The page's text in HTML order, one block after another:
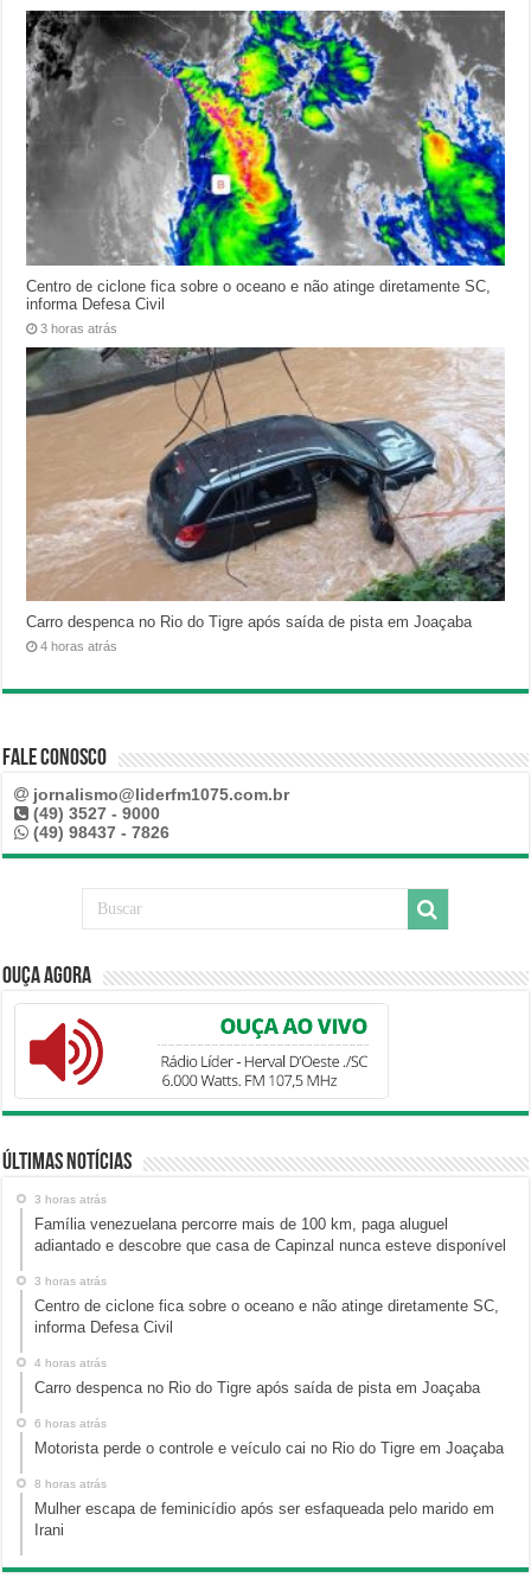
Centro de ciclone fica sobre o oceano e não atinge diretamente SC,
informa Defesa Civil
3 horas atrás
Carro despenca no Rio do Tigre após saída de pista em Joaçaba
4 horas atrás
Fale Conosco
jornalismo@liderfm1075.com.br
(49) 3527 - 9000
(49) 98437 - 7826
Ouça Agora
Últimas Notícias
3 horas atrás
Família venezuelana percorre mais de 100 km, paga aluguel
adiantado e descobre que casa de Capinzal nunca esteve disponível
3 horas atrás
Centro de ciclone fica sobre o oceano e não atinge diretamente SC,
informa Defesa Civil
4 horas atrás
Carro despenca no Rio do Tigre após saída de pista em Joaçaba
6 horas atrás
Motorista perde o controle e veículo cai no Rio do Tigre em Joaçaba
8 horas atrás
Mulher escapa de feminicídio após ser esfaqueada pelo marido em
Irani